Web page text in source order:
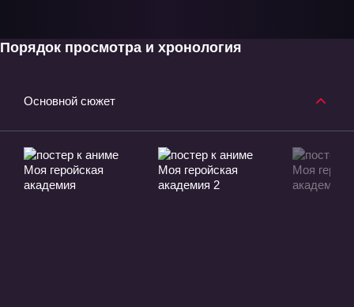
Порядок просмотра и хронология
Основной сюжет